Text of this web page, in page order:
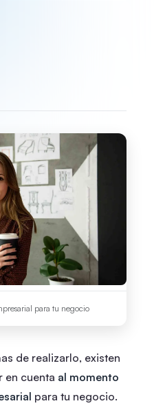
para tu negocio
de realizarlo, existen
en cuenta al momento
para tu negocio.